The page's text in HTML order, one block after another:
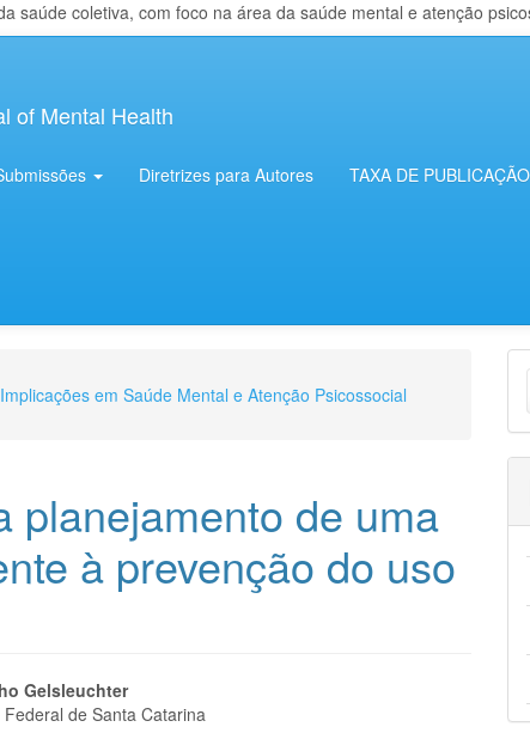
saúde coletiva, com foco na área da saúde mental e atenção
of Mental Health
Diretrizes para Autores TAXA DE PUBLICAÇÃO
em Saúde Mental e Atenção Psicossocial
planejamento de uma
à prevenção do uso
Gelsleuchter
de Santa Catarina